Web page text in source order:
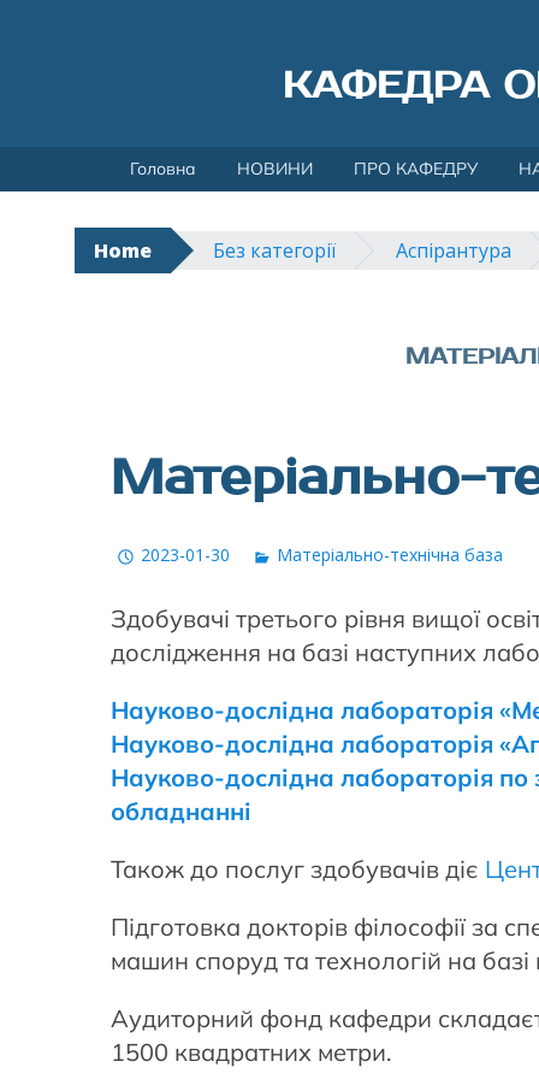
КАФЕДРА
to
Головна НОВИНИ ПРО КАФЕДРУ
Home Без категорії Аспірантура
Матеріально-
2023-01-30 Матеріально-технічна база
Здобувачі третього рівня вищої
дослідження на базі наступних
Науково-дослідна лабораторія
Науково-дослідна лабораторія
Науково-дослідна лабораторія по
обладнанні
Також до послуг здобувачів діє
Підготовка докторів філософії за
машин споруд та технологій на
Аудиторний фонд кафедри
1500 квадратних метри.